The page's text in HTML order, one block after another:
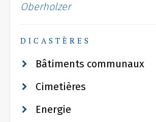
Oberholzer
DICASTÈRES
Bâtiments communaux
Cimetières
Energie